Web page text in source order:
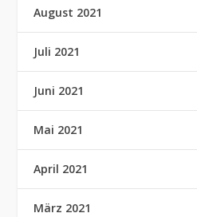
August 2021
Juli 2021
Juni 2021
Mai 2021
April 2021
März 2021